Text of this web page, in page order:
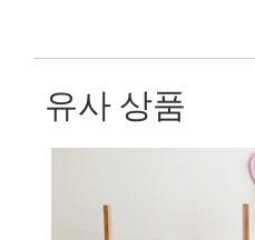
유사 상품